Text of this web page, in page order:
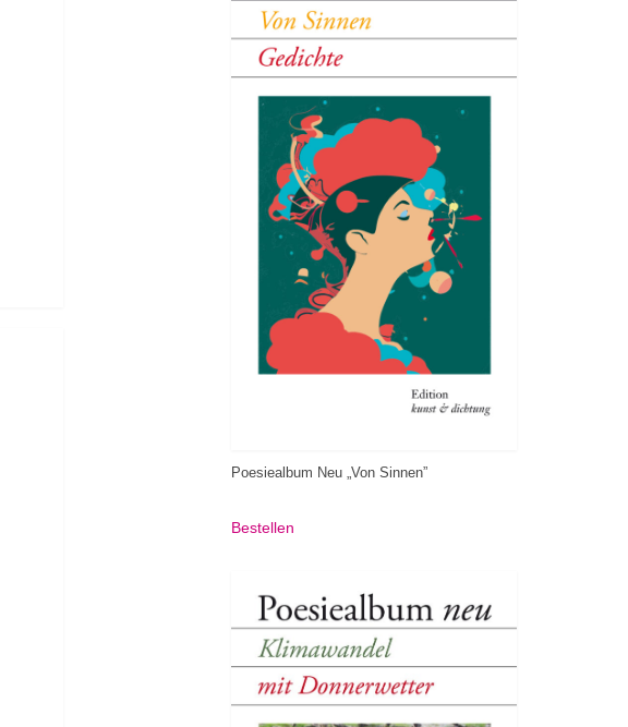
Poesiealbum Neu „Von Sinnen”
Bestellen